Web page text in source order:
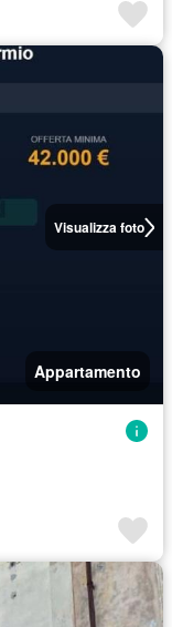
Visualizza foto
Appartamento